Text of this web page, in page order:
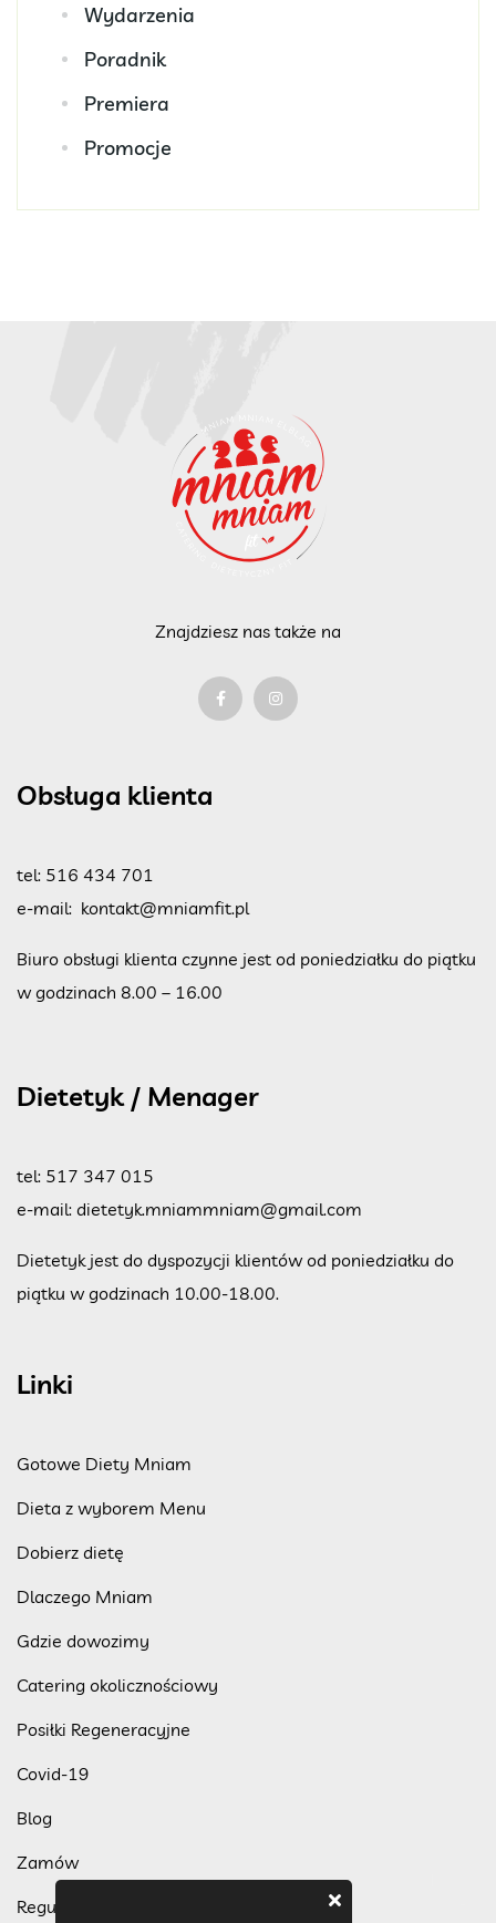
Wydarzenia
Poradnik
Premiera
Promocje
Znajdziesz nas także na
Obsługa klienta
tel: 516 434 701
e-mail: kontakt@mniamfit.pl
Biuro obsługi klienta czynne jest od poniedziałku do piątku
w godzinach 8.00 – 16.00
Dietetyk / Menager
tel: 517 347 015
e-mail: dietetyk.mniammniam@gmail.com
Dietetyk jest do dyspozycji klientów od poniedziałku do
piątku w godzinach 10.00-18.00.
Linki
Gotowe Diety Mniam
Dieta z wyborem Menu
Dobierz dietę
Dlaczego Mniam
Gdzie dowozimy
Catering okolicznościowy
Posiłki Regeneracyjne
Covid-19
Blog
Zamów
Regulamin programu lojalnościowego